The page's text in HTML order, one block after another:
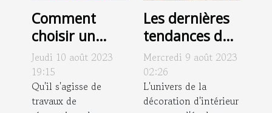
Comment
choisir un
niveau laser
adapté à vos
besoins : guide
d'achat
Jeudi 10 août 2023
19:15
Qu'il s'agisse de
travaux de
Les dernières
tendances de
décoration
d'intérieur en
2021
Mercredi 9 août 2023
02:26
L'univers de la
décoration d'intérieur